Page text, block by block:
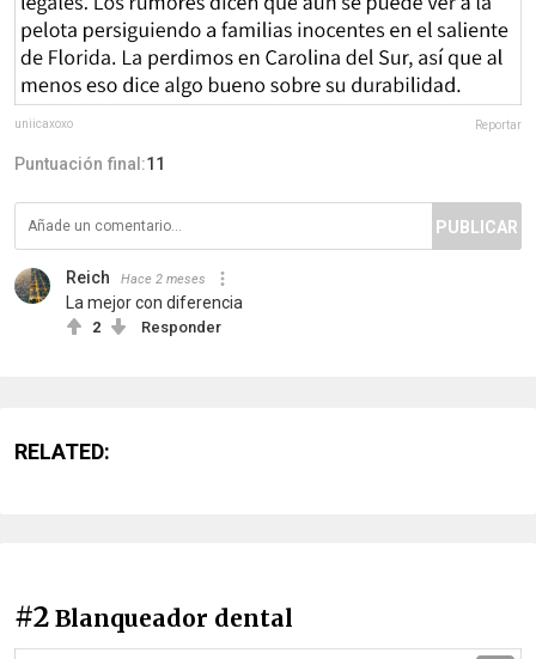
uniicaxoxo Reportar
Puntuación final:11
PUBLICAR
Reich Hace 2 meses
La mejor con diferencia
2 Responder
RELATED:
#2 Blanqueador dental